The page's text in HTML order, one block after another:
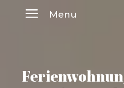
a Menu
Buchen